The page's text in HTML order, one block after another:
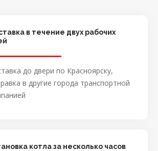
в течение двух рабочих
до двери по Красноярску,
в другие города транспортной
котла за несколько часов